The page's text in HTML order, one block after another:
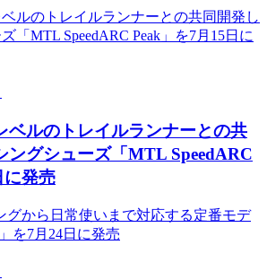
ベルのトレイルランナーとの共
ングシューズ「MTL SpeedARC
に発売